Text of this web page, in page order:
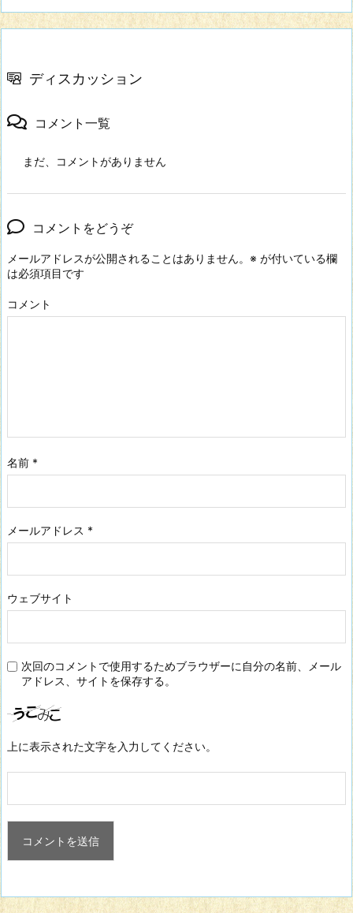
ディスカッション
コメント一覧
まだ、コメントがありません
コメントをどうぞ
メールアドレスが公開されることはありません。 ※ が付いている欄
は必須項目です
コメント
名前 *
メールアドレス *
ウェブサイト
次回のコメントで使用するためブラウザーに自分の名前、メール
アドレス、サイトを保存する。
上に表示された文字を入力してください。